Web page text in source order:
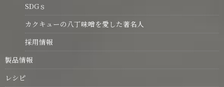
SDGｓ
カクキューの八丁味噌を愛した著名人
採用情報
製品情報
レシピ